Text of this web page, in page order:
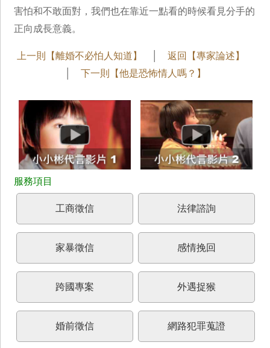
害怕和不敢面對，我們也在靠近一點看的時候看見分手的
正向成長意義。
上一則【離婚不必怕人知道】
返回【專家論述】
下一則【他是恐怖情人嗎？】
工商徵信 法律諮詢
家暴徵信 感情挽回
跨國專案 外遇捉猴
婚前徵信 網路犯罪蒐證